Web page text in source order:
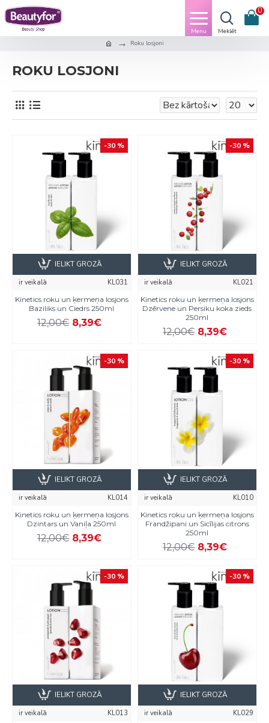
0
Roku losjoni
ROKU LOSJONI
-30 %
ir veikalā
KL031
Kinetics roku un ķermeņa losjons
Baziliks un Ciedrs 250ml
12,00€ 8,39€
IELIKT GROZĀ
-30 %
ir veikalā
KL021
Kinetics roku un ķermeņa losjons
Dzērvene un Persiku koka zieds
250ml
12,00€ 8,39€
IELIKT GROZĀ
-30 %
ir veikalā
KL014
Kinetics roku un ķermeņa losjons
Dzintars un Vaniļa 250ml
12,00€ 8,39€
IELIKT GROZĀ
-30 %
ir veikalā
KL010
Kinetics roku un ķermeņa losjons
Frandžipani un Sicīlijas citrons
250ml
12,00€ 8,39€
IELIKT GROZĀ
-30 %
ir veikalā
KL013
IELIKT GROZĀ
-30 %
ir veikalā
KL029
IELIKT GROZĀ